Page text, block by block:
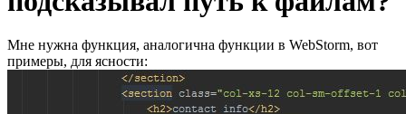
Мне нужна функция, аналогична функции в WebStorm, вот
примеры, для ясности: